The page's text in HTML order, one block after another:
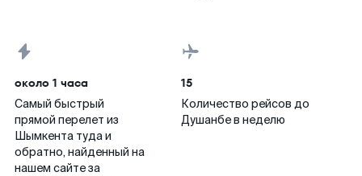
около 1 часа
Самый быстрый
прямой перелет из
Шымкента туда и
обратно, найденный на
нашем сайте за
15
Количество рейсов до
Душанбе в неделю